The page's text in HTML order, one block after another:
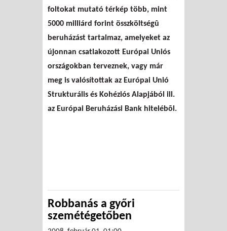
foltokat mutató térkép több, mint
5000 milliárd forint összköltségû
beruházást tartalmaz, amelyeket az
újonnan csatlakozott Európai Uniós
országokban terveznek, vagy már
meg is valósítottak az Európai Unió
Strukturális és Kohéziós Alapjából ill.
az Európai Beruházási Bank hitelébõl.
Robbanás a győri
szemétégetőben